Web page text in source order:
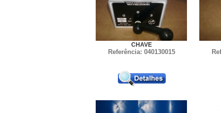
CHAVE
Referência: 040130015